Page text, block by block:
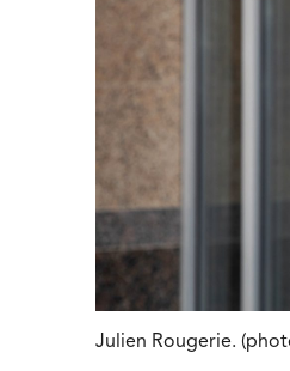
Julien Rougerie.